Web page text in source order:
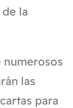
la
numerosos
las
para